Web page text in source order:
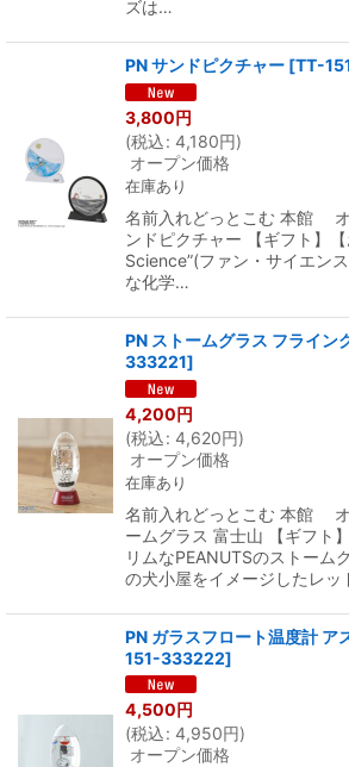
ズは…
PN サンドピクチャー [TT-
3,800円
(税込: 4,180円)
オープン価格
在庫あり
名前入れどっとこむ 本館
ンドピクチャー 【ギフト】
Science”(ファン・サイエン
な化学…
PN ストームグラス フライン
333221]
4,200円
(税込: 4,620円)
オープン価格
在庫あり
名前入れどっとこむ 本館
ームグラス 富士山 【ギフト
リムなPEANUTSのストーム
の犬小屋をイメージしたレ
PN ガラスフロート温度計 ア
151-333222]
4,500円
(税込: 4,950円)
オープン価格